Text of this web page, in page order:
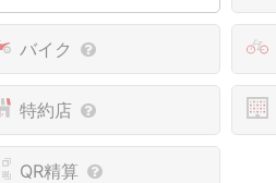
バイク
特約店
QR精算